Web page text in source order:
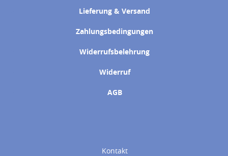
Lieferung & Versand
Zahlungsbedingungen
Widerrufsbelehrung
Widerruf
AGB
Kontakt